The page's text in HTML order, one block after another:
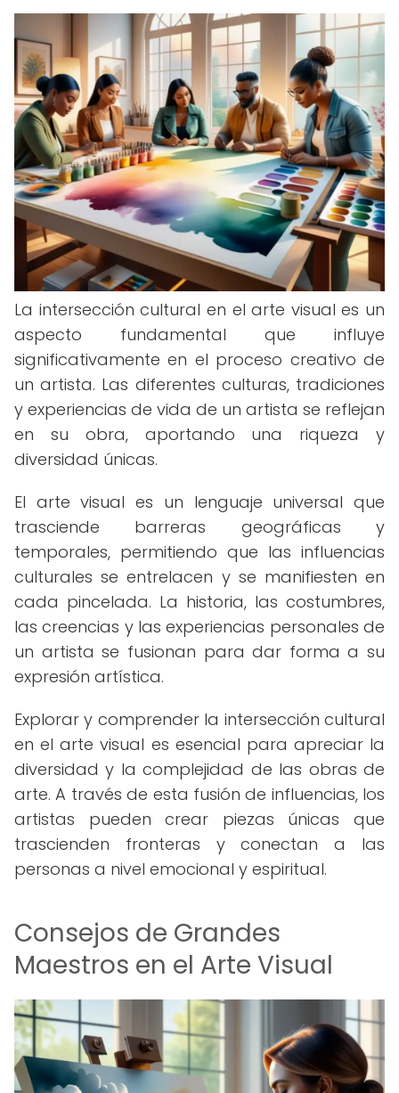
La intersección cultural en el arte visual es un
aspecto fundamental que influye
significativamente en el proceso creativo de
un artista. Las diferentes culturas, tradiciones
y experiencias de vida de un artista se reflejan
en su obra, aportando una riqueza y
diversidad únicas.
El arte visual es un lenguaje universal que
trasciende barreras geográficas y
temporales, permitiendo que las influencias
culturales se entrelacen y se manifiesten en
cada pincelada. La historia, las costumbres,
las creencias y las experiencias personales de
un artista se fusionan para dar forma a su
expresión artística.
Explorar y comprender la intersección cultural
en el arte visual es esencial para apreciar la
diversidad y la complejidad de las obras de
arte. A través de esta fusión de influencias, los
artistas pueden crear piezas únicas que
trascienden fronteras y conectan a las
personas a nivel emocional y espiritual.
Consejos de Grandes
Maestros en el Arte Visual